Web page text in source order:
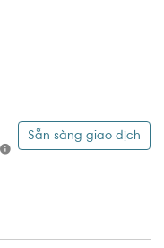
Sẵn sàng giao dịch